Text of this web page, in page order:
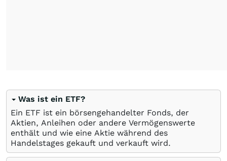
Was ist ein ETF?
Ein ETF ist ein börsengehandelter Fonds, der
Aktien, Anleihen oder andere Vermögenswerte
enthält und wie eine Aktie während des
Handelstages gekauft und verkauft wird.